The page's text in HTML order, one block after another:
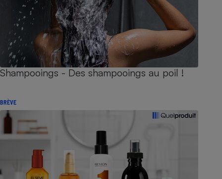
Shampooings - Des shampooings au poil !
BRÈVE